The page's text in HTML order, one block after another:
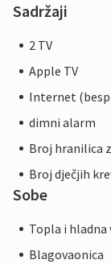
Sadržaji
2 TV
Apple TV
Internet
dimni alarm
Broj hranilica
Broj dječjih
Sobe
Topla i hladna
Blagovaonica